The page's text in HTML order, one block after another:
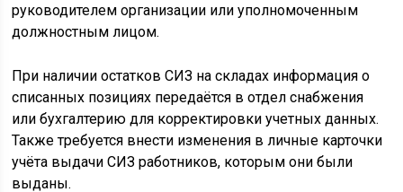
руководителем организации или уполномоченным
должностным лицом.
При наличии остатков СИЗ на складах информация о
списанных позициях передаётся в отдел снабжения
или бухгалтерию для корректировки учетных данных.
Также требуется внести изменения в личные карточки
учёта выдачи СИЗ работников, которым они были
выданы.